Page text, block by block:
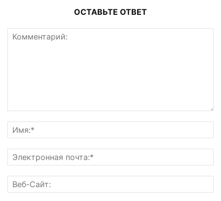
ОСТАВЬТЕ ОТВЕТ